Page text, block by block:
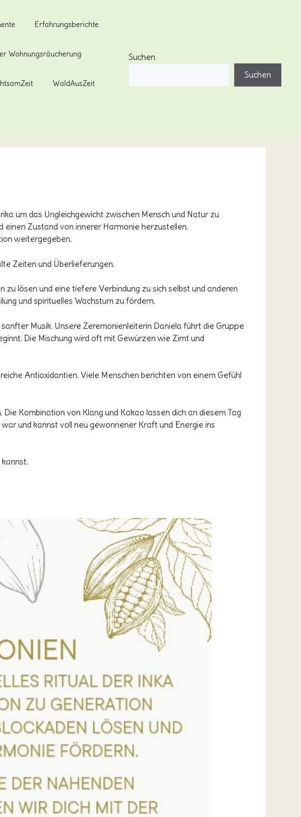
Erfahrungsberichte
Wohnungsräucherung
WaldAusZeit
Suchen
Suchen
um das Ungleichgewicht zwischen Mensch und Natur zu
einen Zustand von innerer Harmonie herzustellen.
weitergegeben.
Zeiten und Überlieferungen.
lösen und eine tiefere Verbindung zu sich selbst und anderen
und spirituelles Wachstum zu fördern.
Musik. Unsere Zeremonienleiterin Daniela führt die Gruppe
Die Mischung wird oft mit Gewürzen wie Zimt und
Antioxidantien. Viele Menschen berichten von einem Gefühl
Kombination von Klang und Kakao lassen dich an diesem Tag
und kannst voll neu gewonnener Kraft und Energie ins